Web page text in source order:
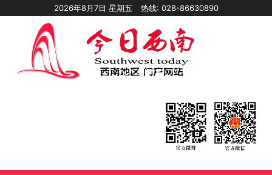
2026年8月7日 星期五 热线: 028-86630890